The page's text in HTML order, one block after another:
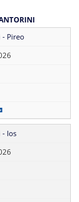
- Pireo
- Ios